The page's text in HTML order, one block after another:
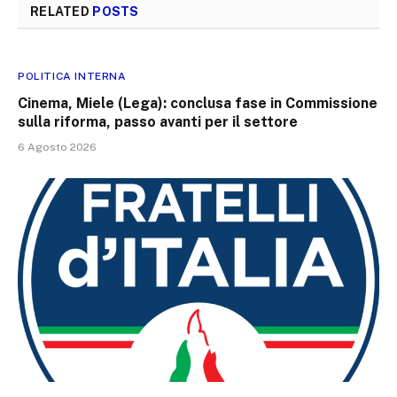
RELATED POSTS
POLITICA INTERNA
Cinema, Miele (Lega): conclusa fase in Commissione
sulla riforma, passo avanti per il settore
6 Agosto 2026